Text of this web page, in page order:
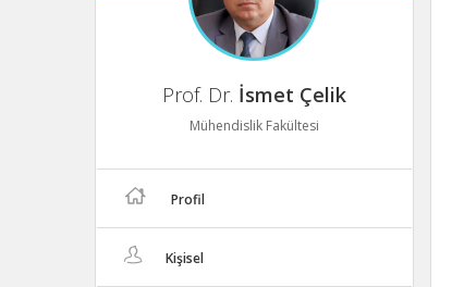
Prof. Dr. İsmet Çelik
Mühendislik Fakültesi
Profil
Kişisel